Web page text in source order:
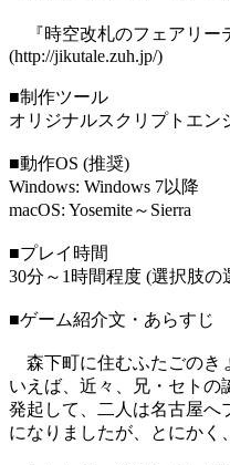
『時空改札のフェアリー
(http://jikutale.zuh.jp/)
■制作ツール
オリジナルスクリプトエン
■動作OS (推奨)
Windows: Windows 7以降
macOS: Yosemite～Sierra
■プレイ時間
30分～1時間程度 (選択肢
■ゲーム紹介文・あらすじ
森下町に住むふたごのき
いえば、近々、兄・セト
発起して、二人は名古屋へ
になりましたが、とにかく